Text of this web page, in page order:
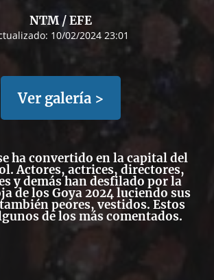
NTM / EFE
10/02/2024 23:01
Ver galería >
ha convertido en la capital del
Actores, actrices, directores,
y demás han desfilado por la
de los Goya 2024luciendo sus
peores, vestidos. Estos
de los más comentados.